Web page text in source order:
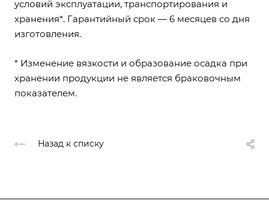
условий эксплуатации, транспортирования и
хранения*. Гарантийный срок — 6 месяцев со дня
изготовления.
* Изменение вязкости и образование осадка при
хранении продукции не является браковочным
показателем.
Назад к списку